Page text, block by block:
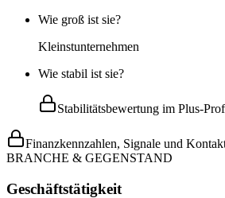
Wie groß ist sie?
Kleinstunternehmen
Wie stabil ist sie?
Stabilitätsbewertung im Plus-
Finanzkennzahlen, Signale und
BRANCHE & GEGENSTAND
Geschäftstätigkeit